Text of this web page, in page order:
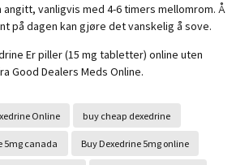
vanligvis med 4-6 timers mellomrom. Å
på dagen kan gjøre det vanskelig å sove.
Er piller (15 mg tabletter) online uten
Good Dealers Meds Online.
Online buy cheap dexedrine
5mg canada Buy Dexedrine 5mg online